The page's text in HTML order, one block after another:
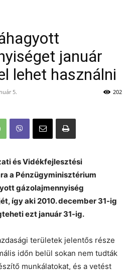
január
lehet használni
5. 202
és Vidékfejlesztési
a Pénzügyminisztérium
gázolajmennyiség
így aki 2010. december 31-ig
ezt január 31-ig.
területek jelentős része
időn belül sokan nem tudták
munkálatokat, és a vetést